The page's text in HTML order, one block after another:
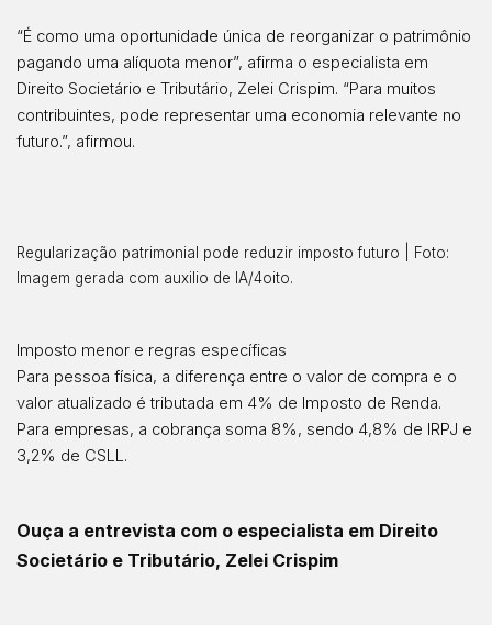
“É como uma oportunidade única de reorganizar o patrimônio
pagando uma alíquota menor”, afirma o especialista em
Direito Societário e Tributário, Zelei Crispim. “Para muitos
contribuintes, pode representar uma economia relevante no
futuro.”, afirmou.
Regularização patrimonial pode reduzir imposto futuro | Foto:
Imagem gerada com auxilio de IA/4oito.
Imposto menor e regras específicas
Para pessoa física, a diferença entre o valor de compra e o
valor atualizado é tributada em 4% de Imposto de Renda.
Para empresas, a cobrança soma 8%, sendo 4,8% de IRPJ e
3,2% de CSLL.
Ouça a entrevista com o especialista em Direito
Societário e Tributário, Zelei Crispim